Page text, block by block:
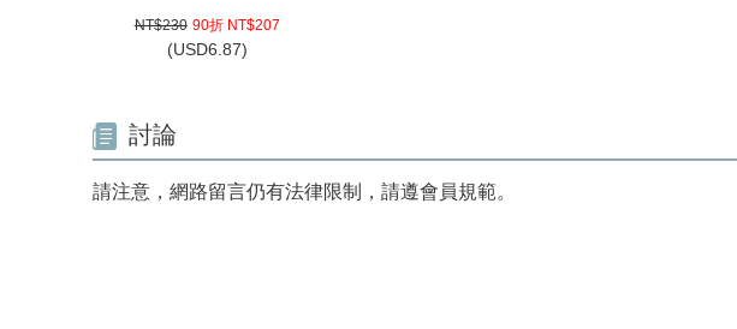
NT$230 90折 NT$207
(USD6.87)
討論
請注意，網路留言仍有法律限制，請遵會員規範。